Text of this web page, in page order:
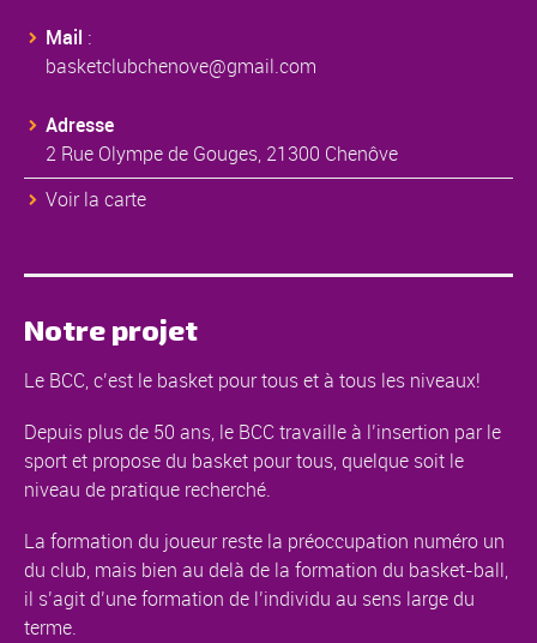
Mail :
basketclubchenove@gmail.com
Adresse
2 Rue Olympe de Gouges, 21300 Chenôve
Voir la carte
Notre projet
Le BCC, c’est le basket pour tous et à tous les niveaux!
Depuis plus de 50 ans, le BCC travaille à l’insertion par le
sport et propose du basket pour tous, quelque soit le
niveau de pratique recherché.
La formation du joueur reste la préoccupation numéro un
du club, mais bien au delà de la formation du basket-ball,
il s’agit d’une formation de l’individu au sens large du
terme.